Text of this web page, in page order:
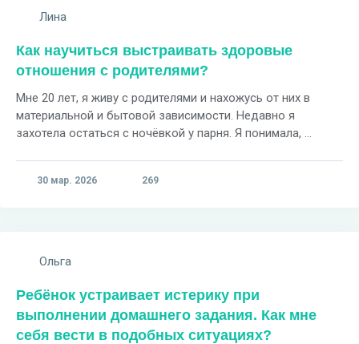
Лина
Как научиться выстраивать здоровые
отношения с родителями?
Мне 20 лет, я живу с родителями и нахожусь от них в
материальной и бытовой зависимости. Недавно я
захотела остаться с ночёвкой у парня. Я понимала, ...
30 мар. 2026 269
Ольга
Ребёнок устраивает истерику при
выполнении домашнего задания. Как мне
себя вести в подобных ситуациях?